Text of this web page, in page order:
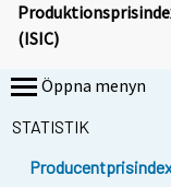
(ISIC)
Öppna menyn
STATISTIK